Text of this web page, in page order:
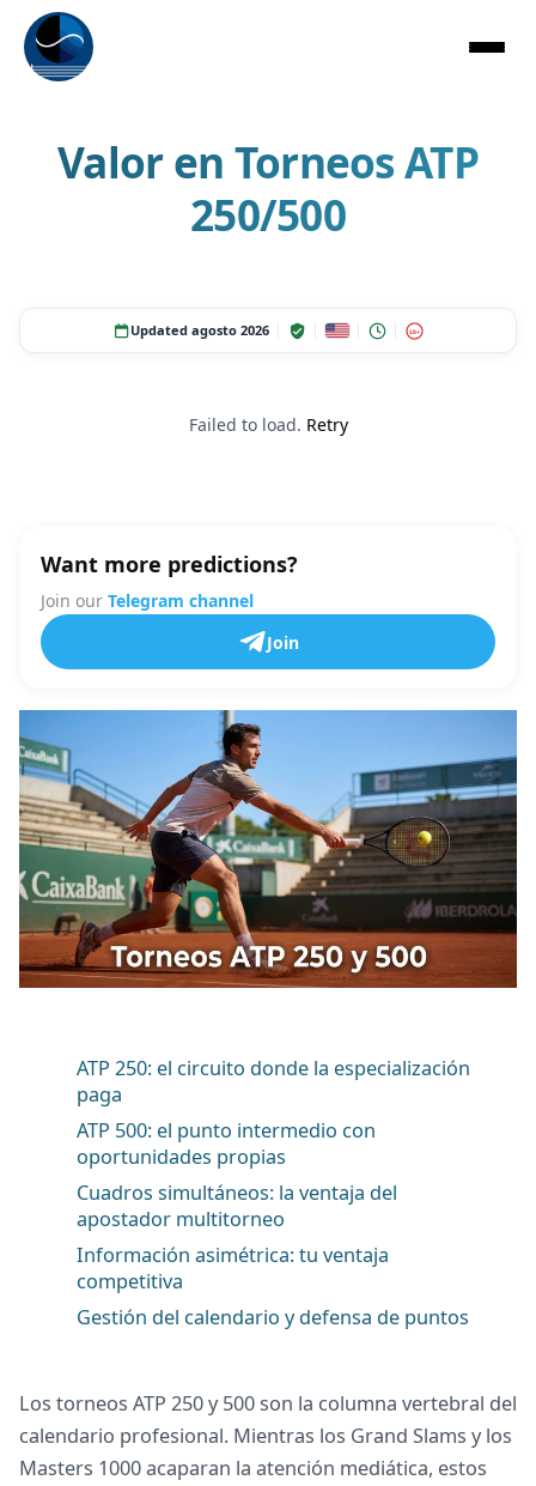
Valor en Torneos ATP
250/500
Updated agosto 2026 18+
Failed to load. Retry
Want more predictions?
Join our Telegram channel
Join
ATP 250: el circuito donde la especialización
paga
ATP 500: el punto intermedio con
oportunidades propias
Cuadros simultáneos: la ventaja del
apostador multitorneo
Información asimétrica: tu ventaja
competitiva
Gestión del calendario y defensa de puntos
Los torneos ATP 250 y 500 son la columna vertebral del
calendario profesional. Mientras los Grand Slams y los
Masters 1000 acaparan la atención mediática, estos